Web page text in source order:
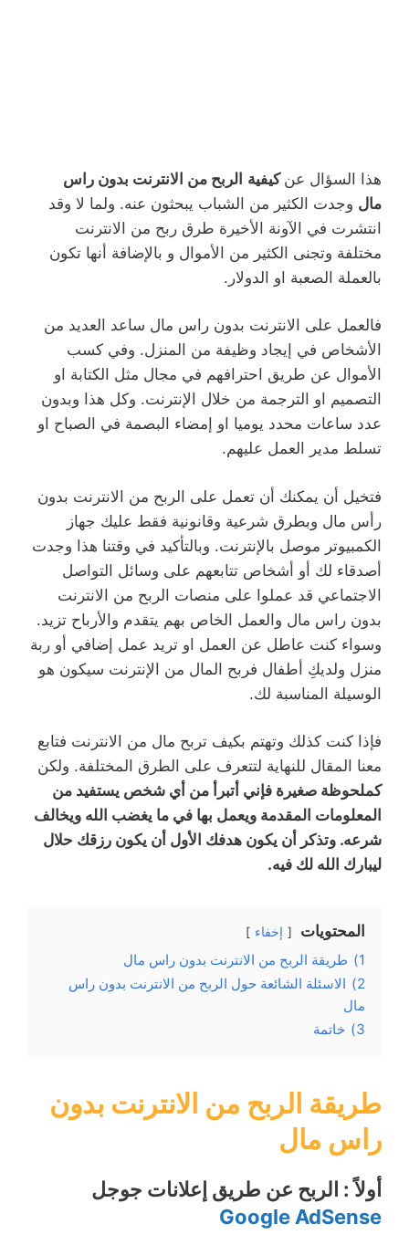
هذا السؤال عن كيفية الربح من الانترنت بدون راس
مال وجدت الكثير من الشباب يبحثون عنه. ولما لا وقد
انتشرت في الآونة الأخيرة طرق ربح من الانترنت
مختلفة وتجنى الكثير من الأموال و بالإضافة أنها تكون
بالعملة الصعبة او الدولار.
فالعمل على الانترنت بدون راس مال ساعد العديد من
الأشخاص في إيجاد وظيفة من المنزل. وفي كسب
الأموال عن طريق احترافهم في مجال مثل الكتابة او
التصميم او الترجمة من خلال الإنترنت. وكل هذا وبدون
عدد ساعات محدد يوميا او إمضاء البصمة في الصباح او
تسلط مدير العمل عليهم.
فتخيل أن يمكنك أن تعمل على الربح من الانترنت بدون
رأس مال وبطرق شرعية وقانونية فقط عليك جهاز
الكمبيوتر موصل بالإنترنت. وبالتأكيد في وقتنا هذا وجدت
أصدقاء لك أو أشخاص تتابعهم على وسائل التواصل
الاجتماعي قد عملوا على منصات الربح من الانترنت
بدون راس مال والعمل الخاص بهم يتقدم والأرباح تزيد.
وسواء كنت عاطل عن العمل او تريد عمل إضافي أو ربة
منزل ولديكِ أطفال فربح المال من الإنترنت سيكون هو
الوسيلة المناسبة لك.
فإذا كنت كذلك وتهتم بكيف تربح مال من الانترنت فتابع
معنا المقال للنهاية لتتعرف على الطرق المختلفة. ولكن
كملحوظة صغيرة فإني أتبرأ من أي شخص يستفيد من
المعلومات المقدمة ويعمل بها في ما يغضب الله ويخالف
شرعه. وتذكر أن يكون هدفك الأول أن يكون رزقك حلال
ليبارك الله لك فيه.
المحتويات إخفاء
1)
طريقة الربح من الانترنت بدون راس مال
2)
الاسئلة الشائعة حول الربح من الانترنت بدون راس
مال
3)
خاتمة
طريقة الربح من الانترنت بدون
راس مال
أولاً : الربح عن طريق إعلانات جوجل
Google AdSense